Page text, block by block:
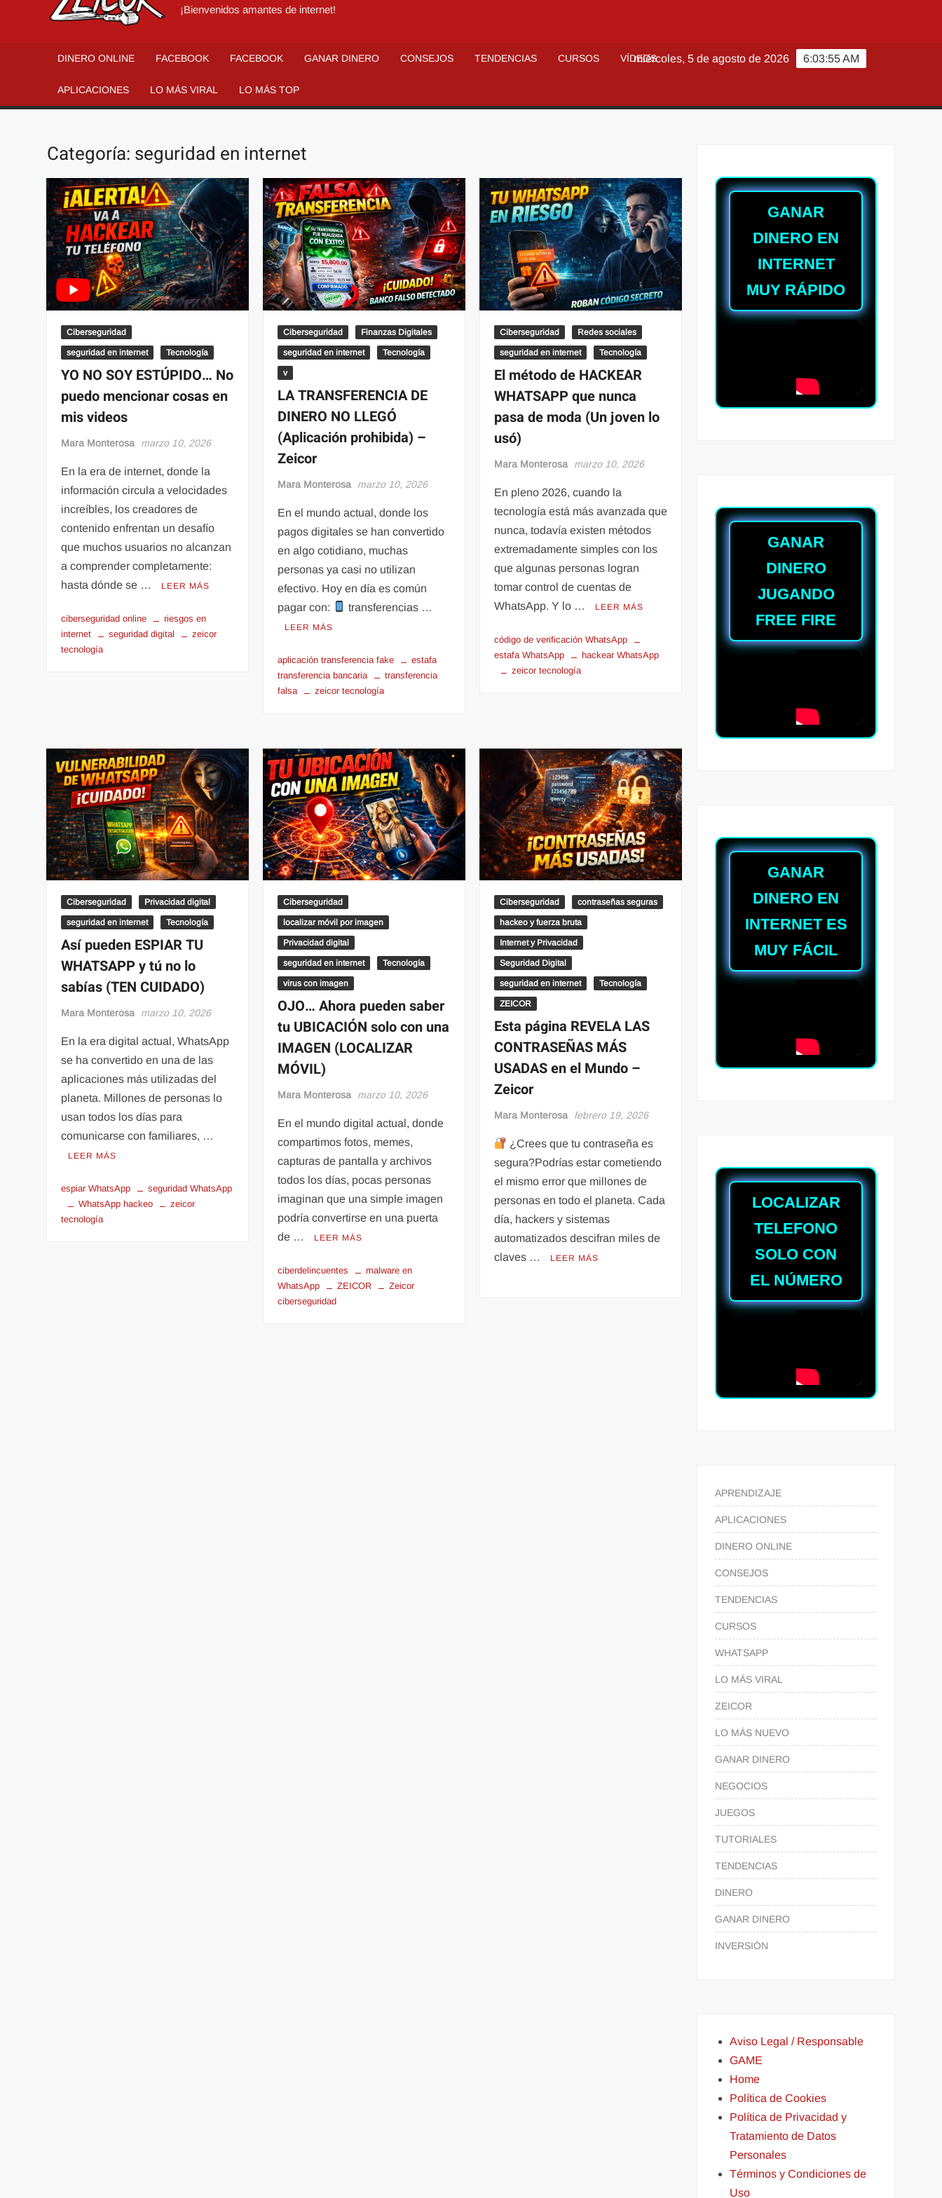
¡Bienvenidos amantes de internet!
DINERO ONLINE FACEBOOK FACEBOOK GANAR DINERO CONSEJOS TENDENCIAS CURSOS VÍDEOS
APLICACIONES LO MÁS VIRAL LO MÁS TOP
6:03:57 AM
miércoles, 5 de agosto de 2026
Categoría: seguridad en internet
Ciberseguridad
seguridad en internet Tecnología
YO NO SOY ESTÚPIDO… No
puedo mencionar cosas en
mis videos
Mara Monterosa marzo 10, 2026
En la era de internet, donde la
información circula a velocidades
increíbles, los creadores de
contenido enfrentan un desafío
que muchos usuarios no alcanzan
a comprender completamente:
hasta dónde se …
LEER MÁS
ciberseguridad online
riesgos en
internet
seguridad digital
zeicor
tecnología
Ciberseguridad Finanzas Digitales
seguridad en internet Tecnología
v
LA TRANSFERENCIA DE
DINERO NO LLEGÓ
(Aplicación prohibida) –
Zeicor
Mara Monterosa marzo 10, 2026
En el mundo actual, donde los
pagos digitales se han convertido
en algo cotidiano, muchas
personas ya casi no utilizan
efectivo. Hoy en día es común
pagar con:
transferencias …
LEER MÁS
aplicación transferencia fake
estafa
transferencia bancaria
transferencia
falsa
zeicor tecnología
Ciberseguridad Redes sociales
seguridad en internet Tecnología
El método de HACKEAR
WHATSAPP que nunca
pasa de moda (Un joven lo
usó)
Mara Monterosa marzo 10, 2026
En pleno 2026, cuando la
tecnología está más avanzada que
nunca, todavía existen métodos
extremadamente simples con los
que algunas personas logran
tomar control de cuentas de
WhatsApp. Y lo …
LEER MÁS
código de verificación WhatsApp
estafa WhatsApp
hackear WhatsApp
zeicor tecnología
Ciberseguridad Privacidad digital
seguridad en internet Tecnología
Así pueden ESPIAR TU
WHATSAPP y tú no lo
sabías (TEN CUIDADO)
Mara Monterosa marzo 10, 2026
En la era digital actual, WhatsApp
se ha convertido en una de las
aplicaciones más utilizadas del
planeta. Millones de personas lo
usan todos los días para
comunicarse con familiares, …
LEER MÁS
espiar WhatsApp
seguridad WhatsApp
WhatsApp hackeo
zeicor
tecnología
Ciberseguridad
localizar móvil por imagen
Privacidad digital
seguridad en internet Tecnología
virus con imagen
OJO… Ahora pueden saber
tu UBICACIÓN solo con una
IMAGEN (LOCALIZAR
MÓVIL)
Mara Monterosa marzo 10, 2026
En el mundo digital actual, donde
compartimos fotos, memes,
capturas de pantalla y archivos
todos los días, pocas personas
imaginan que una simple imagen
podría convertirse en una puerta
de …
LEER MÁS
ciberdelincuentes
malware en
WhatsApp
ZEICOR
Zeicor
ciberseguridad
Ciberseguridad contraseñas seguras
hackeo y fuerza bruta
Internet y Privacidad
Seguridad Digital
seguridad en internet Tecnología
ZEICOR
Esta página REVELA LAS
CONTRASEÑAS MÁS
USADAS en el Mundo –
Zeicor
Mara Monterosa febrero 19, 2026
¿Crees que tu contraseña es
segura?Podrías estar cometiendo
el mismo error que millones de
personas en todo el planeta. Cada
día, hackers y sistemas
automatizados descifran miles de
claves …
LEER MÁS
GANAR
DINERO EN
INTERNET
MUY RÁPIDO
GANAR
DINERO
JUGANDO
FREE FIRE
GANAR
DINERO EN
INTERNET ES
MUY FÁCIL
LOCALIZAR
TELEFONO
SOLO CON
EL NÚMERO
APRENDIZAJE
APLICACIONES
DINERO ONLINE
CONSEJOS
TENDENCIAS
CURSOS
WHATSAPP
LO MÁS VIRAL
ZEICOR
LO MÁS NUEVO
GANAR DINERO
NEGOCIOS
JUEGOS
TUTORIALES
TENDENCIAS
DINERO
GANAR DINERO
INVERSIÓN
Aviso Legal / Responsable
GAME
Home
Política de Cookies
Política de Privacidad y
Tratamiento de Datos
Personales
Términos y Condiciones de
Uso